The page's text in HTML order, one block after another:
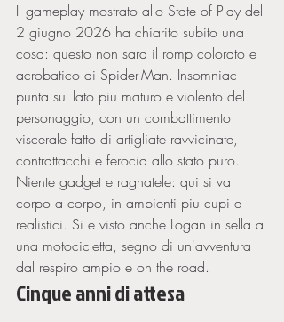
Il gameplay mostrato allo State of Play del
2 giugno 2026 ha chiarito subito una
cosa: questo non sara il romp colorato e
acrobatico di Spider-Man. Insomniac
punta sul lato piu maturo e violento del
personaggio, con un combattimento
viscerale fatto di artigliate ravvicinate,
contrattacchi e ferocia allo stato puro.
Niente gadget e ragnatele: qui si va
corpo a corpo, in ambienti piu cupi e
realistici. Si e visto anche Logan in sella a
una motocicletta, segno di un'avventura
dal respiro ampio e on the road.
Cinque anni di attesa